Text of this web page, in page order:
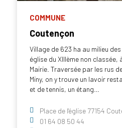
COMMUNE
Coutençon
Village de 623 ha au milieu
église du XIIIème non
Mairie. Traversée par les rus
Miny, on y trouve un lavoir
et de tennis, un étang…
Place de l'église 77154
01 64 08 50 44